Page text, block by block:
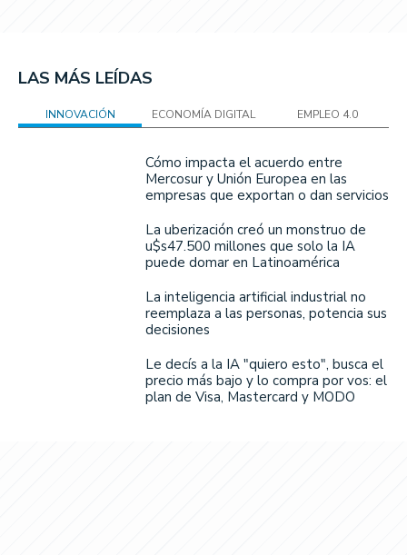
LAS MÁS LEÍDAS
INNOVACIÓN ECONOMÍA DIGITAL EMPLEO 4.0
Cómo impacta el acuerdo entre
Mercosur y Unión Europea en las
empresas que exportan o dan servicios
La uberización creó un monstruo de
u$s47.500 millones que solo la IA
puede domar en Latinoamérica
La inteligencia artificial industrial no
reemplaza a las personas, potencia sus
decisiones
Le decís a la IA "quiero esto", busca el
precio más bajo y lo compra por vos: el
plan de Visa, Mastercard y MODO